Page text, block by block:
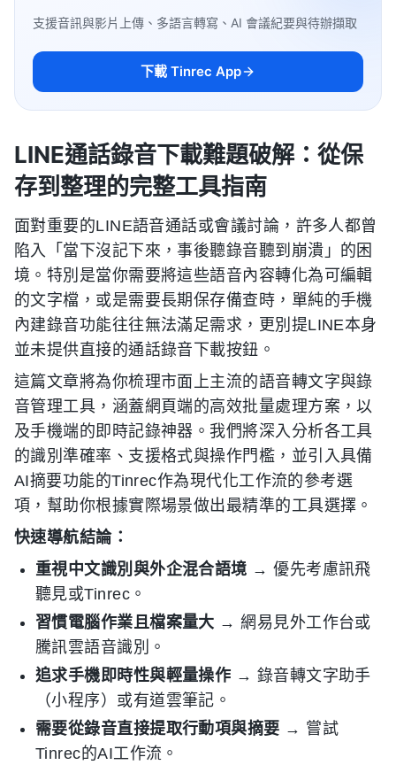
支援音訊與影片上傳、多語言轉寫、AI 會議紀要與待辦擷取
下載 Tinrec App
LINE通話錄音下載難題破解：從保
存到整理的完整工具指南
面對重要的LINE語音通話或會議討論，許多人都曾
陷入「當下沒記下來，事後聽錄音聽到崩潰」的困
境。特別是當你需要將這些語音內容轉化為可編輯
的文字檔，或是需要長期保存備查時，單純的手機
內建錄音功能往往無法滿足需求，更別提LINE本身
並未提供直接的通話錄音下載按鈕。
這篇文章將為你梳理市面上主流的語音轉文字與錄
音管理工具，涵蓋網頁端的高效批量處理方案，以
及手機端的即時記錄神器。我們將深入分析各工具
的識別準確率、支援格式與操作門檻，並引入具備
AI摘要功能的Tinrec作為現代化工作流的參考選
項，幫助你根據實際場景做出最精準的工具選擇。
快速導航結論：
重視中文識別與外企混合語境 → 優先考慮訊飛
聽見或Tinrec。
習慣電腦作業且檔案量大 → 網易見外工作台或
騰訊雲語音識別。
追求手機即時性與輕量操作 → 錄音轉文字助手
（小程序）或有道雲筆記。
需要從錄音直接提取行動項與摘要 → 嘗試
Tinrec的AI工作流。